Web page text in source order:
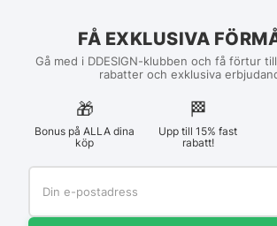
FÅ EXKLUSIVA
Gå med i DDESIGN-klubben och få förtur
rabatter och exklusiva
🎁
Bonus på ALLA dina
köp
🏁︎
Upp till 15% fast
rabatt!